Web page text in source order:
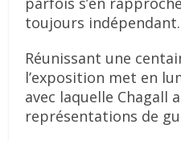
toujours indépendant.
Réunissant une
l’exposition met en
avec laquelle Chagall
représentations de